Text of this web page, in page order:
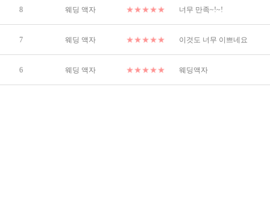
8 웨딩 액자 너무 만족~!~!
7 웨딩 액자 이것도 너무 이쁘네요
6 웨딩 액자 웨딩액자